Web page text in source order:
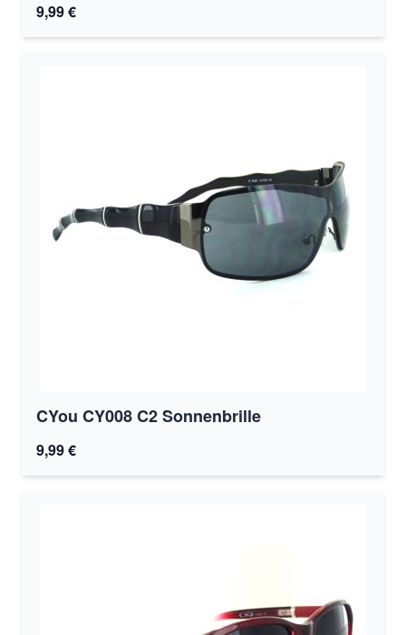
9,99 €
CYou CY008 C2 Sonnenbrille
9,99 €